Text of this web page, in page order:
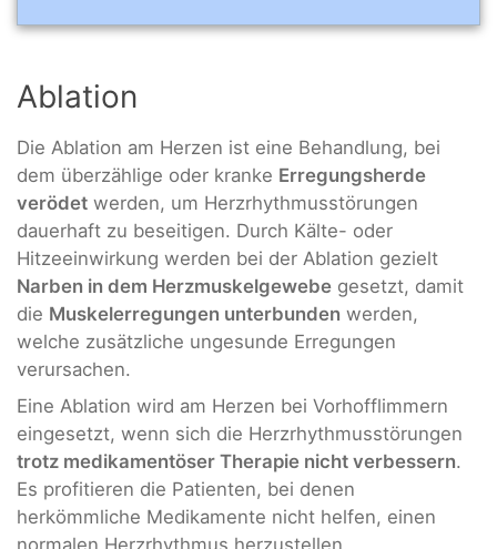
Ablation
Die Ablation am Herzen ist eine Behandlung, bei
dem überzählige oder kranke Erregungsherde
verödet werden, um Herzrhythmusstörungen
dauerhaft zu beseitigen. Durch Kälte- oder
Hitzeeinwirkung werden bei der Ablation gezielt
Narben in dem Herzmuskelgewebe gesetzt, damit
die Muskelerregungen unterbunden werden,
welche zusätzliche ungesunde Erregungen
verursachen.
Eine Ablation wird am Herzen bei Vorhofflimmern
eingesetzt, wenn sich die Herzrhythmusstörungen
trotz medikamentöser Therapie nicht verbessern.
Es profitieren die Patienten, bei denen
herkömmliche Medikamente nicht helfen, einen